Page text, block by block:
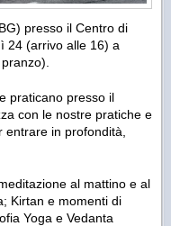
presso il Centro di
24 (arrivo alle 16) a
praticano presso il
con le nostre pratiche e
in profondità,
al mattino e al
Kirtan e momenti di
Yoga e Vedanta